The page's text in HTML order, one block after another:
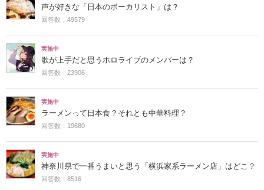
声が好きな「日本のボーカリスト」は？
回答数：49579
実施中
歌が上手だと思うホロライブのメンバーは？
回答数：23906
実施中
ラーメンって日本食？それとも中華料理？
回答数：19680
実施中
神奈川県で一番うまいと思う「横浜家系ラーメン店」はどこ？
回答数：8516